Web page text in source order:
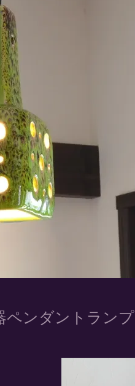
ペンダントランプ